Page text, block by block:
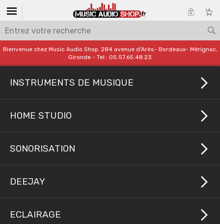
Bienvenue chez Music Audio Shop. 284 avenue d'Arès- Bordeaux- Mérignac,
Gironde - Tel : 05.57.65.48.23
INSTRUMENTS DE MUSIQUE
HOME STUDIO
SONORISATION
DEEJAY
ECLAIRAGE